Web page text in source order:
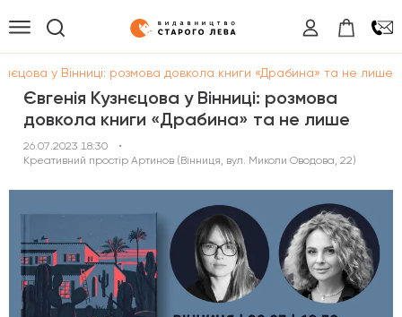
у Вінниці: розмова довкола книги «Драбина» та не лише
Євгенія Кузнєцова у Вінниці: розмова
довкола книги «Драбина» та не лише
26.07.2023 18:30
•
Креативний простір Артинов (Вінниця, вул. Миколи Оводова, 22)